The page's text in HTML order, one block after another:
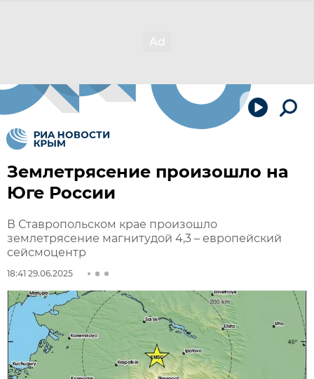
Землетрясение произошло на
Юге России
В Ставропольском крае произошло
землетрясение магнитудой 4,3 – европейский
сейсмоцентр
18:41 29.06.2025